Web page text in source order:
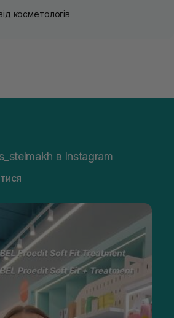
косметологів
в Instagram